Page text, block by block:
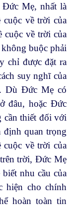
Đức Mẹ, nhất là
về trời của
về trời của
buộc phải
chỉ được đặt ra
suy nghĩ của
Dù Đức Mẹ có
đâu, hoặc Đức
cần thiết đối với
định quan trọng
cuộc về trời của
trời, Đức Mẹ
nhu cầu của
hiện cho chính
hoàn toàn tin